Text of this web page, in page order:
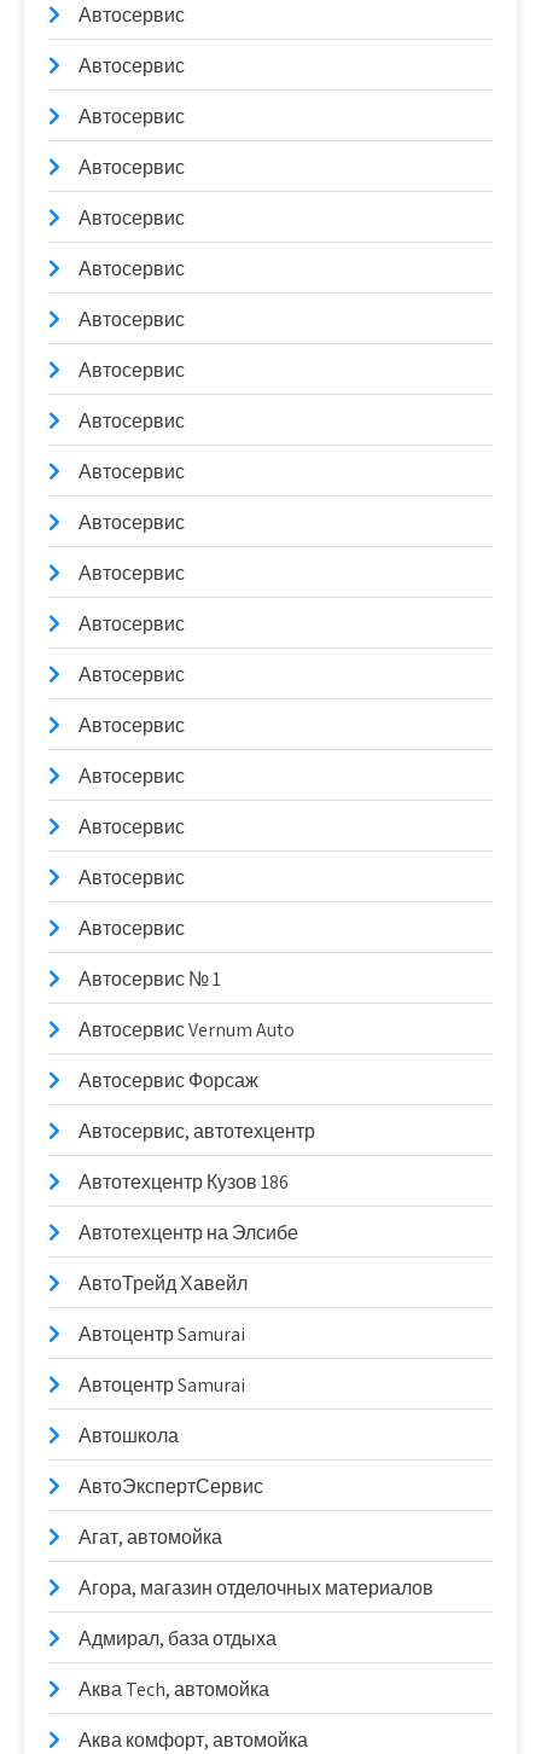
Автосервис
Автосервис
Автосервис
Автосервис
Автосервис
Автосервис
Автосервис
Автосервис
Автосервис
Автосервис
Автосервис
Автосервис
Автосервис
Автосервис
Автосервис
Автосервис
Автосервис
Автосервис
Автосервис
Автосервис № 1
Автосервис Vernum Auto
Автосервис Форсаж
Автосервис, автотехцентр
Автотехцентр Кузов 186
Автотехцентр на Элсибе
АвтоТрейд Хавейл
Автоцентр Samurai
Автоцентр Samurai
Автошкола
АвтоЭкспертСервис
Агат, автомойка
Агора, магазин отделочных материалов
Адмирал, база отдыха
Аква Tech, автомойка
Аква комфорт, автомойка